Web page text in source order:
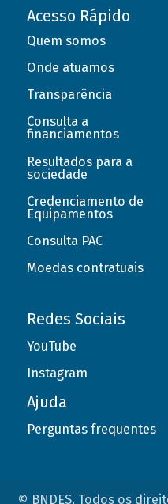
Acesso Rápido
Quem somos
Onde atuamos
Transparência
Consulta a
financiamentos
Resultados para a
sociedade
Credenciamento de
Equipamentos
Consulta PAC
Moedas contratuais
Redes Sociais
YouTube
Instagram
Ajuda
Perguntas frequentes
© BNDES. Todos os